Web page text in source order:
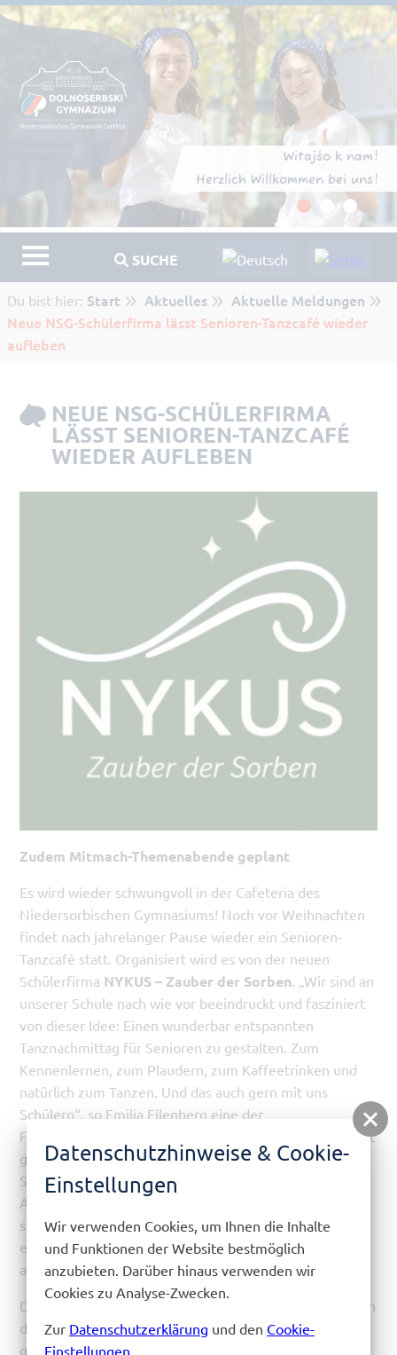
Witajśo k nam!
Herzlich Willkommen bei uns!
SUCHE
Du bist hier: Start Aktuelles
Aktuelle Meldungen
Neue NSG-Schülerfirma lässt Senioren-Tanzcafé wieder
aufleben
NEUE NSG-SCHÜLERFIRMA
LÄSST SENIOREN-TANZCAFÉ
WIEDER AUFLEBEN
Zudem Mitmach-Themenabende geplant
Es wird wieder schwungvoll in der Cafeteria des
Niedersorbischen Gymnasiums! Noch vor Weihnachten
findet nach jahrelanger Pause wieder ein Senioren-
Tanzcafé statt. Organisiert wird es von der neuen
Schülerfirma NYKUS – Zauber der Sorben. „Wir sind an
unserer Schule nach wie vor beeindruckt und fasziniert
von dieser Idee: Einen wunderbar entspannten
Tanznachmittag für Senioren zu gestalten. Zum
Kennenlernen, zum Plaudern, zum Kaffeetrinken und
natürlich zum Tanzen. Und das auch gern mit uns
Schülern“, so Emilia Filenberg eine der
Firmenchefinnen. „Der Erfolg hat vor einigen Jahren hat
gezeigt: die Nachfrage ist da! Vielen Senioren und
Seniorinnen leiden unter Einsamkeit, zwanglose
Angebote, Gleichgesinnte kennenzulernen, fehlen. Und
soziale Kontakte sind so wichtig. Deswegen ist es uns
eine Herzensangelegenheit, das Projekt wieder
aufleben zu lassen.“
Das Erfolgskonzept des preisgekrönten Tanzcafés haben
die Schülerinnen und Schüler übernommen: ein
geselliger Nachmittag mit selbstgebackenem Kuchen
Datenschutzhinweise & Cookie-
Einstellungen
Wir verwenden Cookies, um Ihnen die Inhalte
und Funktionen der Website bestmöglich
anzubieten. Darüber hinaus verwenden wir
Cookies zu Analyse-Zwecken.
Zur Datenschutzerklärung und den Cookie-
Einstellungen.